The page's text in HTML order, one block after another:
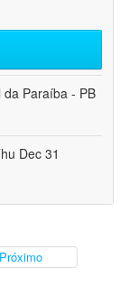
Paraíba - PB
Dec 31
Próximo